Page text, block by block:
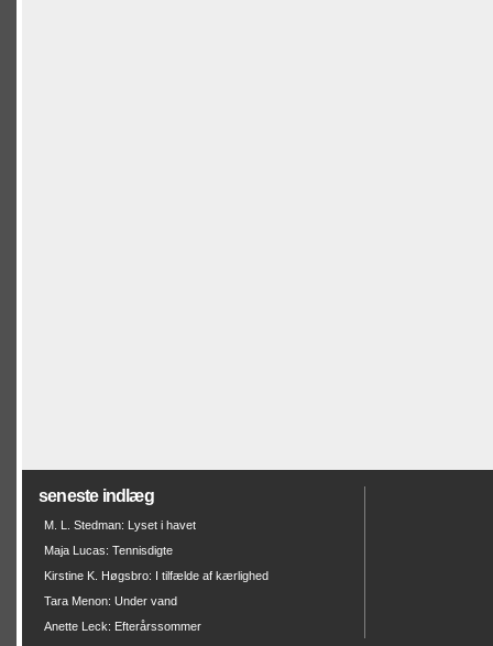
seneste indlæg
M. L. Stedman: Lyset i havet
Maja Lucas: Tennisdigte
Kirstine K. Høgsbro: I tilfælde af kærlighed
Tara Menon: Under vand
Anette Leck: Efterårssommer